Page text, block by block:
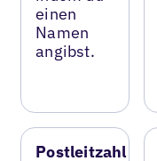
einen
Namen
angibst.
Postleitzahl